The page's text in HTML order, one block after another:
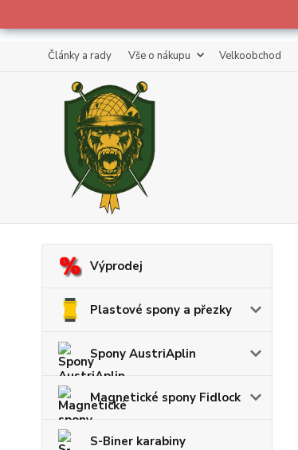
Články a rady Vše o nákupu Velkoobchod
Výprodej
Plastové spony a přezky
Spony AustriAplin
Magnetické spony Fidlock
S-Biner karabiny